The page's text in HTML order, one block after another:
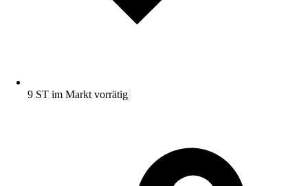
9 ST im Markt vorrätig